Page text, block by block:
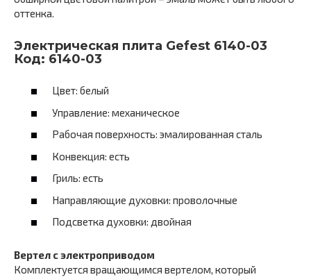
оттенка.
Электрическая плита Gefest 6140-03
Код: 6140-03
Цвет: белый
Управление: механическое
Рабочая поверхность: эмалированная сталь
Конвекция: есть
Гриль: есть
Направляющие духовки: проволочные
Подсветка духовки: двойная
Вертел c электроприводом
Комплектуется вращающимся вертелом, который